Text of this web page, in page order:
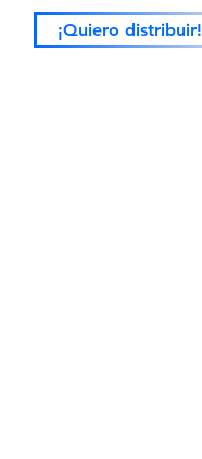
¡Quiero distribuir!